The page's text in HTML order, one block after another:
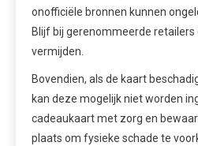
onofficiële bronnen kunnen
Blijf bij gerenommeerde
vermijden.
Bovendien, als de kaart
kan deze mogelijk niet worden
cadeaukaart met zorg en
plaats om fysieke schade te